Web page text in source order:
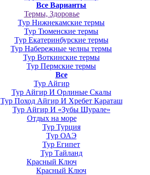
Все Варианты
Термы, Здоровье
Тур Нижнекамские термы
Тур Тюменские термы
Тур Екатеринбурские термы
Тур Набережные челны термы
Тур Воткинские термы
Тур Пермские термы
Все
Тур Айгир
Тур Айгир И Орлиные Скалы
Тур Поход Айгир И Хребет Караташ
Тур Айгир И «Зубы Шурале»
Отдых на море
Тур Турция
Тур ОАЭ
Тур Египет
Тур Тайланд
Красный Ключ
Красный Ключ